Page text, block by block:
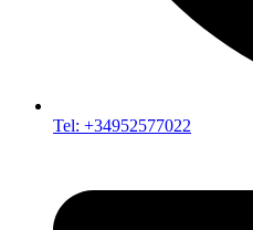
Tel: +34952577022